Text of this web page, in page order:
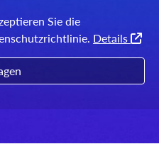
Sie die
Details